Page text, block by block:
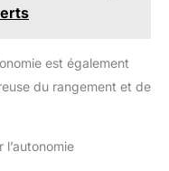
est également
du rangement et de